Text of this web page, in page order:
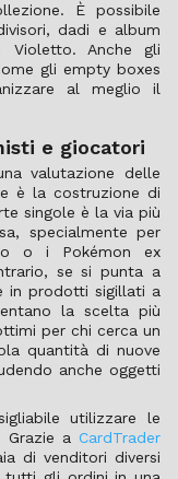
È possibile
dadi e album
Anche gli
gli empty boxes
al meglio il
e giocatori
valutazione delle
è la costruzione di
singole è la via più
specialmente per
o i Pokémon ex
se si punta a
in prodotti sigillati a
la scelta più
per chi cerca un
quantità di nuove
anche oggetti
utilizzare le
Grazie a CardTrader
di venditori diversi